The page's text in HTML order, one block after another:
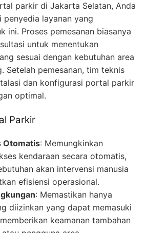
parkir di Jakarta Selatan, Anda
layanan yang
ini. Proses pemesanan biasanya
untuk menentukan
sesuai dengan kebutuhan area
Setelah pemesanan, tim teknis
dan konfigurasi portal parkir
optimal.
Parkir
Otomatis: Memungkinkan
kendaraan secara otomatis,
akan intervensi manusia
efisiensi operasional.
: Memastikan hanya
diizinkan yang dapat memasuki
keamanan tambahan